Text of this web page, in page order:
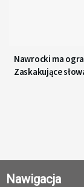
Nawrocki ma
Zaskakujące
Nawigacja